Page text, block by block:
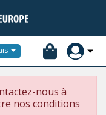

nous à
nos conditions